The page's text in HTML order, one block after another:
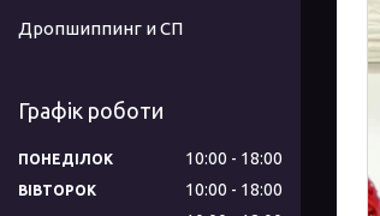
Дропшиппинг и СП
Графік роботи
ПОНЕДІЛОК 10:00 18:00
ВІВТОРОК 10:00 18:00